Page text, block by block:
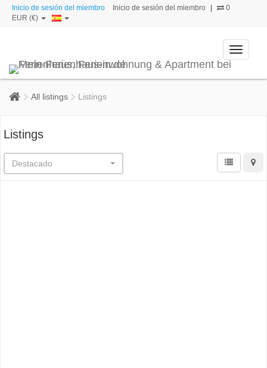
Inicio de sesión del miembro Inicio de sesión del miembro
0
EUR (€)
Toggle
All listings Listings
Listings
Destacado